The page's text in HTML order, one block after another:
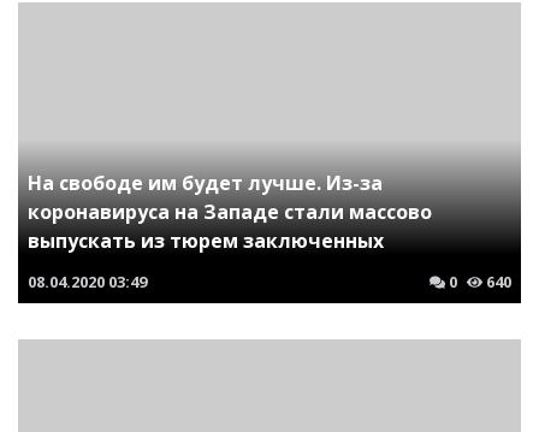
На свободе им будет лучше. Из-за
коронавируса на Западе стали массово
выпускать из тюрем заключенных
08.04.2020 03:49 0 640